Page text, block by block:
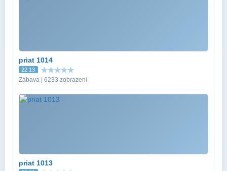
priat 1014
22:13
Zábava | 6233 zobrazení
priat 1013